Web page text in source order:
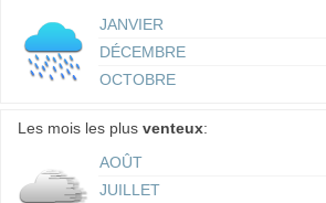
JANVIER
DÉCEMBRE
OCTOBRE
Les mois les plus venteux:
AOÛT
JUILLET